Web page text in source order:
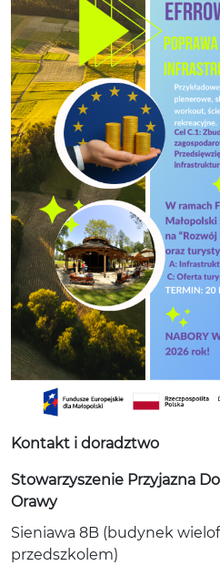
Kontakt i doradztwo
Stowarzyszenie Przyjazna
Orawy
Sieniawa 8B (budynek
przedszkolem)